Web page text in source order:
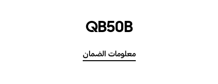
QB50B
معلومات الضمان